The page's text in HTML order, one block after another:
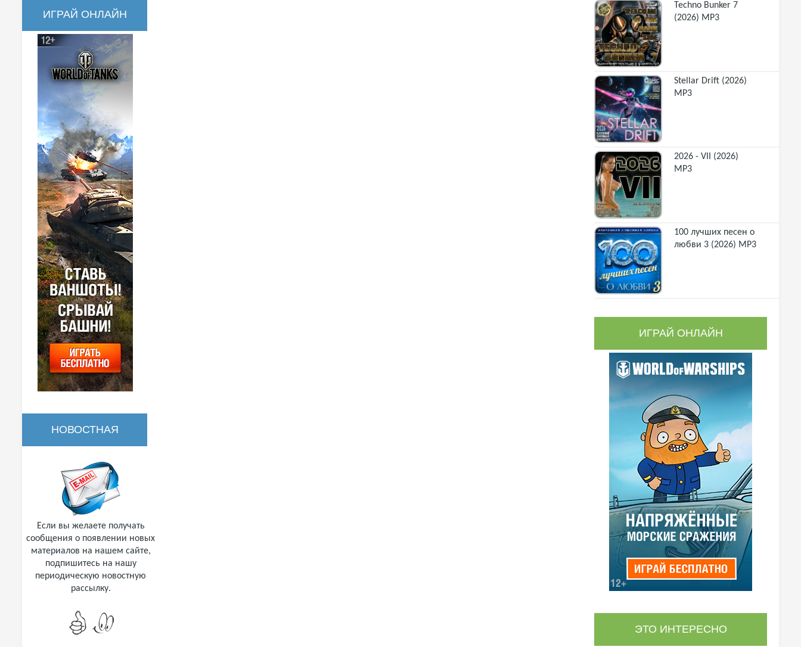
ИГРАЙ ОНЛАЙН
НОВОСТНАЯ
РАССЫЛКА
Если вы желаете получать
сообщения о появлении новых
материалов на нашем сайте,
подпишитесь на нашу
периодическую новостную
рассылку.
Techno Bunker 7
(2026) MP3
Stellar Drift (2026)
MP3
2026 - VII (2026)
MP3
100 лучших песен о
любви 3 (2026) MP3
ИГРАЙ ОНЛАЙН
ЭТО ИНТЕРЕСНО